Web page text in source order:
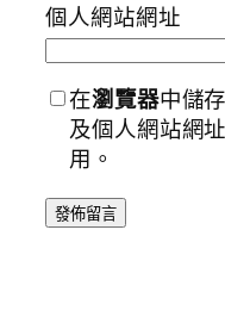
個人網站網址
在瀏覽器中儲
及個人網站網
用。